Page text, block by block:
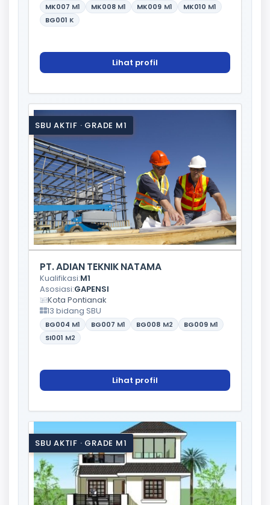
MK007 M1 MK008 M1 MK009 M1 MK010 M1
BG001 K
Lihat profil
SBU AKTIF · GRADE M1
PT. ADIAN TEKNIK NATAMA
Kualifikasi:M1
Asosiasi:GAPENSI
Kota Pontianak
13 bidang SBU
BG004 M1 BG007 M1 BG008 M2 BG009 M1
SI001 M2
Lihat profil
SBU AKTIF · GRADE M1